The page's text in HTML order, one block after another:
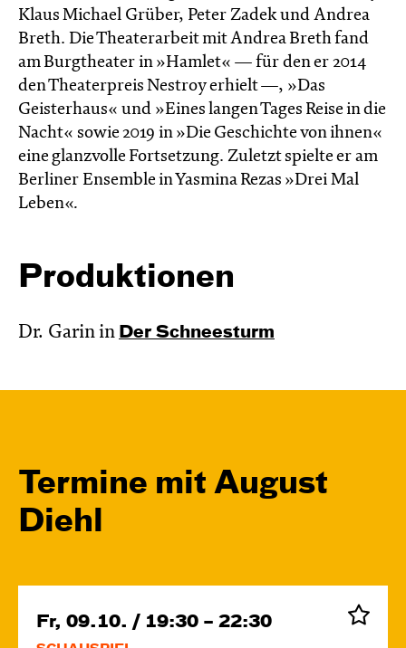
Klaus Michael Grüber, Peter Zadek und Andrea
Breth. Die Theaterarbeit mit Andrea Breth fand
am Burgtheater in »Hamlet« — für den er 2014
den Theaterpreis Nestroy erhielt —, »Das
Geisterhaus« und »Eines langen Tages Reise in die
Nacht« sowie 2019 in »Die Geschichte von ihnen«
eine glanzvolle Fortsetzung. Zuletzt spielte er am
Berliner Ensemble in Yasmina Rezas »Drei Mal
Leben«.
Produktionen
Dr. Garin in Der Schnee­sturm
Termine mit August
Diehl
Fr, 09.10. / 19:30 – 22:30